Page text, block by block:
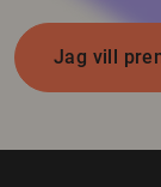
Jag vill